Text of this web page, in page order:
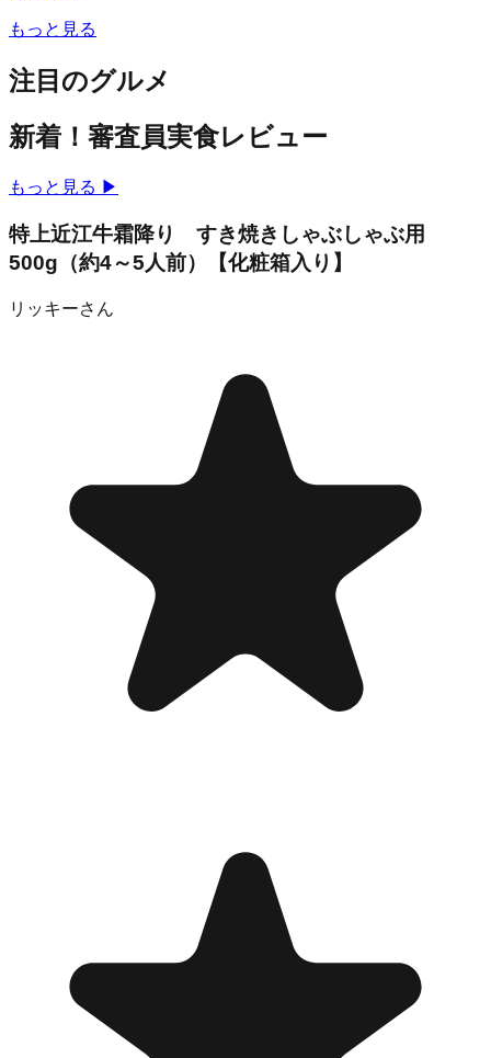
もっと見る
注目のグルメ
新着！審査員実食レビュー
もっと見る ▶
特上近江牛霜降り すき焼きしゃぶしゃぶ用
500g（約4～5人前）【化粧箱入り】
リッキーさん